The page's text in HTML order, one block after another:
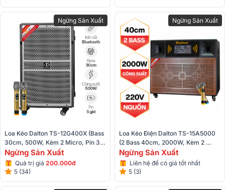
Ngừng Sản Xuất
Loa Kéo Dalton TS-12G400X (Bass
30cm, 500W, Kèm 2 Micro, Pin 3-
5h)
Ngừng Sản Xuất
Quà trị giá 200.000đ
5 (34)
Ngừng Sản Xuất
Loa Kéo Điện Dalton TS-15A5000
(2 Bass 40cm, 2000W, Kèm 2
Micro)
Ngừng Sản Xuất
Liên hệ để có giá tốt nhất
5 (3)